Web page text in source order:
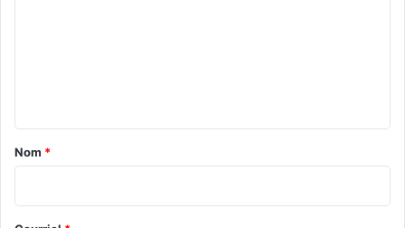
a
r
Nom *